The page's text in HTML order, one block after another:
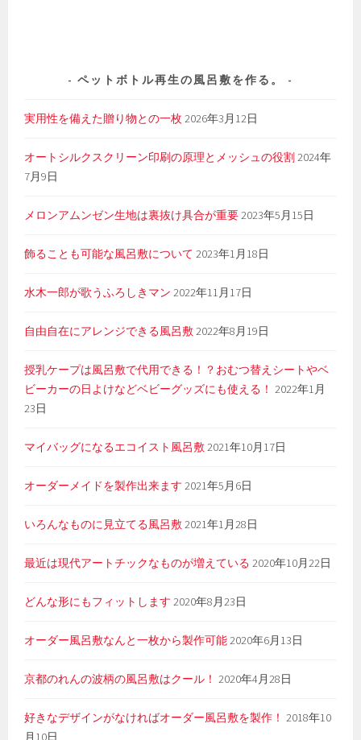
ペットボトル再生の風呂敷を作る。
実用性を備えた贈り物との一枚 2026年3月12日
オートシルクスクリーン印刷の原理とメッシュの役割2024年
7月9日
メロンアムンゼン生地は裏抜け具合が重要2023年5月15日
飾ることも可能な風呂敷について 2023年1月18日
水木一郎が歌うふろしきマン 2022年11月17日
自由自在にアレンジできる風呂敷2022年8月19日
授乳ケープは風呂敷で代用できる！？おむつ替えシートやベ
ビーカーの日よけなどベビーグッズにも使える！ 2022年1月
23日
マイバッグになるエコイスト風呂敷2021年10月17日
オーダーメイドを製作出来ます 2021年5月6日
いろんなものに見立てる風呂敷2021年1月28日
最近は現代アートチックなものが増えている 2020年10月22日
どんな形にもフィットします 2020年8月23日
オーダー風呂敷なんと一枚から製作可能2020年6月13日
京都のれんの波柄の風呂敷はクール！ 2020年4月28日
好きなデザインがなければオーダー風呂敷を製作！ 2018年10
月10日